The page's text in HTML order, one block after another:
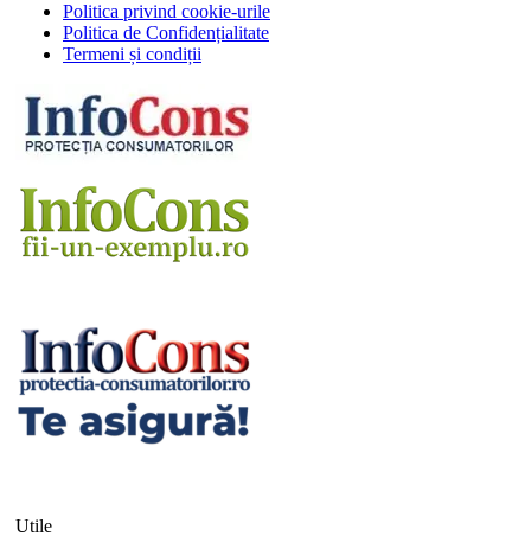
Politica privind cookie-urile
Politica de Confidențialitate
Termeni și condiții
Utile